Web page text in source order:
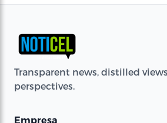
Transparent news, distilled
perspectives.
Empresa